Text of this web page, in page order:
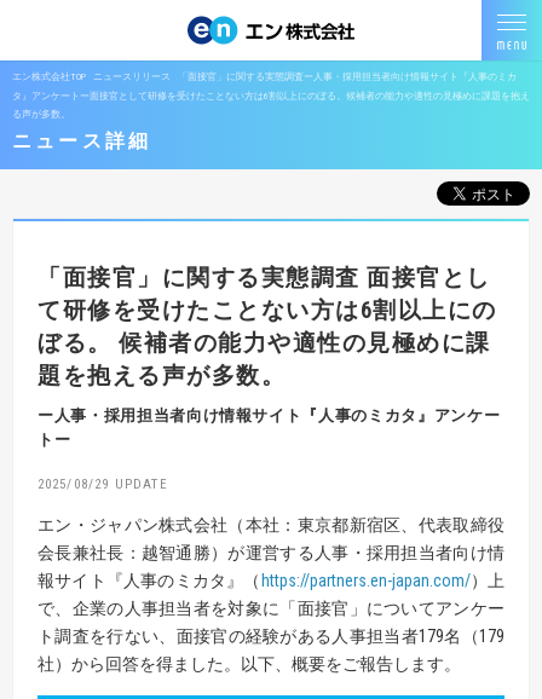
エン株式会社TOP ニュースリリース
「面接官」に関する実態調査ー人事・採用担当者向け情報サイト『人事のミカ
タ』アンケートー面接官として研修を受けたことない方は6割以上にのぼる。候補者の能力や適性の見極めに課題を抱え
る声が多数。
ニュース詳細
「面接官」に関する実態調査面接官とし
て研修を受けたことない方は6割以上にの
ぼる。候補者の能力や適性の見極めに課
題を抱える声が多数。
ー人事・採用担当者向け情報サイト『人事のミカタ』アンケー
トー
2025/08/29
エン・ジャパン株式会社（本社：東京都新宿区、代表取締役
会長兼社長：越智通勝）が運営する人事・採用担当者向け情
報サイト『人事のミカタ』（ https://partners.en-japan.com/）上
で、企業の人事担当者を対象に「面接官」についてアンケー
ト調査を行ない、面接官の経験がある人事担当者179名（179
社）から回答を得ました。以下、概要をご報告します。